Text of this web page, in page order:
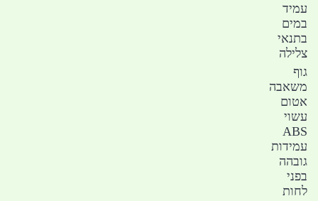
עמיד
במים
בתנאי
צלילה
גוף
משאבה
אטום
עשוי
ABS
עמידות
גובהה
בפני
לחות